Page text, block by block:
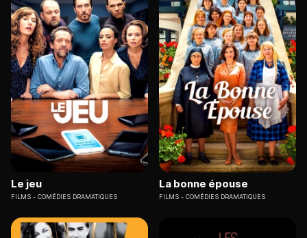
Le jeu
FILMS COMÉDIES DRAMATIQUES
La bonne épouse
FILMS COMÉDIES DRAMATIQUES